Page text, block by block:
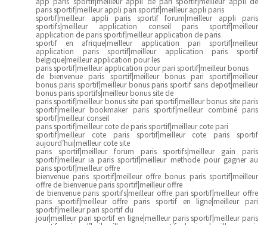
paris sportif|meilleur appli pari sportif|meilleur appli paris
sportif|meilleur appli paris sportif forum|meilleur appli paris
sportifs|meilleur application conseil paris sportif|meilleur
application de paris sportif|meilleur application de paris
sportif en afrique|meilleur application pari sportif|meilleur
application paris sportif|meilleur application paris sportif
belgique|meilleur application pour les
paris sportif|meilleur application pour pari sportif|meilleur bonus
de bienvenue paris sportif|meilleur bonus pari sportif|meilleur
bonus paris sportif|meilleur bonus paris sportif sans depot|meilleur
bonus paris sportifs|meilleur bonus site de
paris sportif|meilleur bonus site pari sportif|meilleur bonus site paris
sportif|meilleur bookmaker paris sportif|meilleur combiné paris
sportif|meilleur conseil
paris sportif|meilleur cote de paris sportif|meilleur cote pari
sportif|meilleur cote paris sportif|meilleur cote paris sportif
aujourd’hui|meilleur cote site
paris sportif|meilleur forum paris sportifs|meilleur gain paris
sportif|meilleur ia paris sportif|meilleur methode pour gagner au
paris sportif|meilleur offre
bienvenue paris sportif|meilleur offre bonus paris sportif|meilleur
offre de bienvenue paris sportif|meilleur offre
de bienvenue paris sportifs|meilleur offre pari sportif|meilleur offre
paris sportif|meilleur offre paris sportif en ligne|meilleur pari
sportif|meilleur pari sportif du
jour|meilleur pari sportif en ligne|meilleur paris sportif|meilleur paris